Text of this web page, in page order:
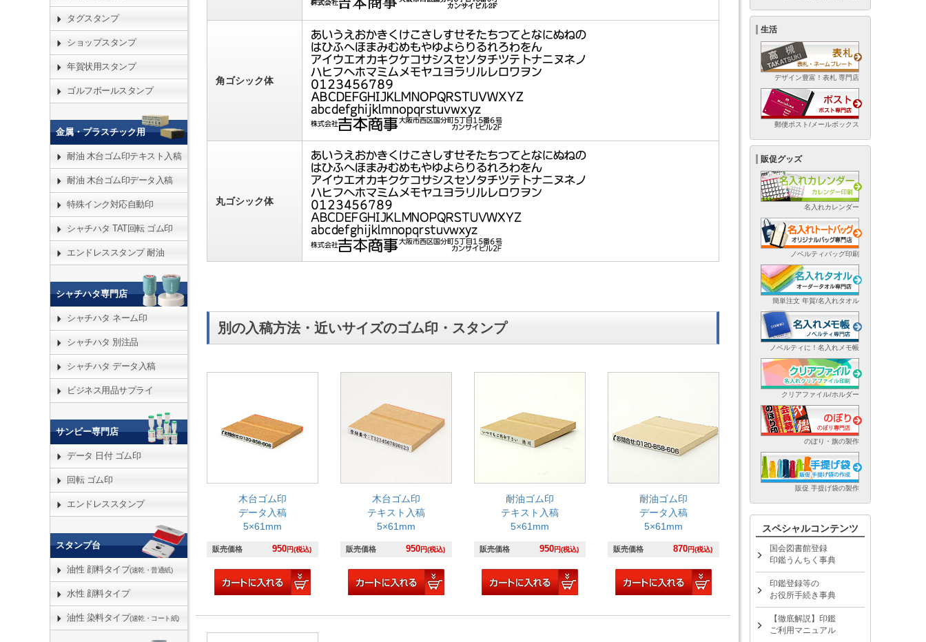
角ゴシック体
丸ゴシック体
別の入稿方法・近いサイズのゴム印・スタンプ
木台ゴム印
データ入稿
5×61mm
販売価格 950円(税込)
木台ゴム印
テキスト入稿
5×61mm
販売価格 950円(税込)
耐油ゴム印
テキスト入稿
5×61mm
販売価格 950円(税込)
耐油ゴム印
データ入稿
5×61mm
販売価格 870円(税込)
タグスタンプ
ショップスタンプ
年賀状用スタンプ
ゴルフボールスタンプ
金属・プラスチック用
耐油 木台ゴム印テキスト入稿
耐油 木台ゴム印データ入稿
特殊インク対応自動印
シャチハタ TAT回転 ゴム印
エンドレススタンプ 耐油
シャチハタ専門店
シャチハタ ネーム印
シャチハタ 別注品
シャチハタ データ入稿
ビジネス用品サプライ
サンビー専門店
データ 日付 ゴム印
回転 ゴム印
エンドレススタンプ
スタンプ台
油性 顔料タイプ(速乾・普通紙)
水性 顔料タイプ
油性 染料タイプ(速乾・コート紙)
生活
デザイン豊富！表札 専門店
郵便ポスト/メールボックス
販促グッズ
名入れカレンダー
ノベルティバッグ印刷
簡単注文 年賀/名入れタオル
ノベルティに！名入れメモ帳
クリアファイル/ホルダー
のぼり・旗の製作
販促 手提げ袋の製作
スペシャルコンテンツ
国会図書館登録
印鑑うんちく事典
印鑑登録等の
お役所手続き事典
【徹底解説】印鑑
ご利用マニュアル